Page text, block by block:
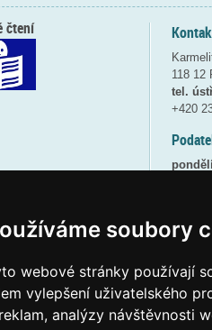
soubory
webové stránky používají
vylepšení uživatelského
analýzy návštěvnosti
118 12
tel.
+420
8:30 -
čtení